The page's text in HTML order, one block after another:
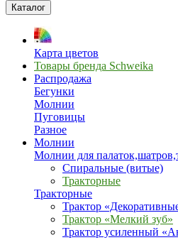
Каталог
Карта цветов
Товары бренда Schweika
Распродажа
Бегунки
Молнии
Пуговицы
Разное
Молнии
Молнии для
Спиральные (витые)
Тракторные
Тракторные
Трактор
Трактор «Мелкий зуб»
Трактор усиленный